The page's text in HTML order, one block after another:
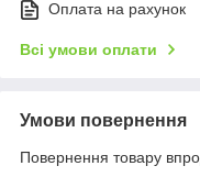
Оплата на рахунок
Всі умови оплати
Умови повернення
Повернення товару